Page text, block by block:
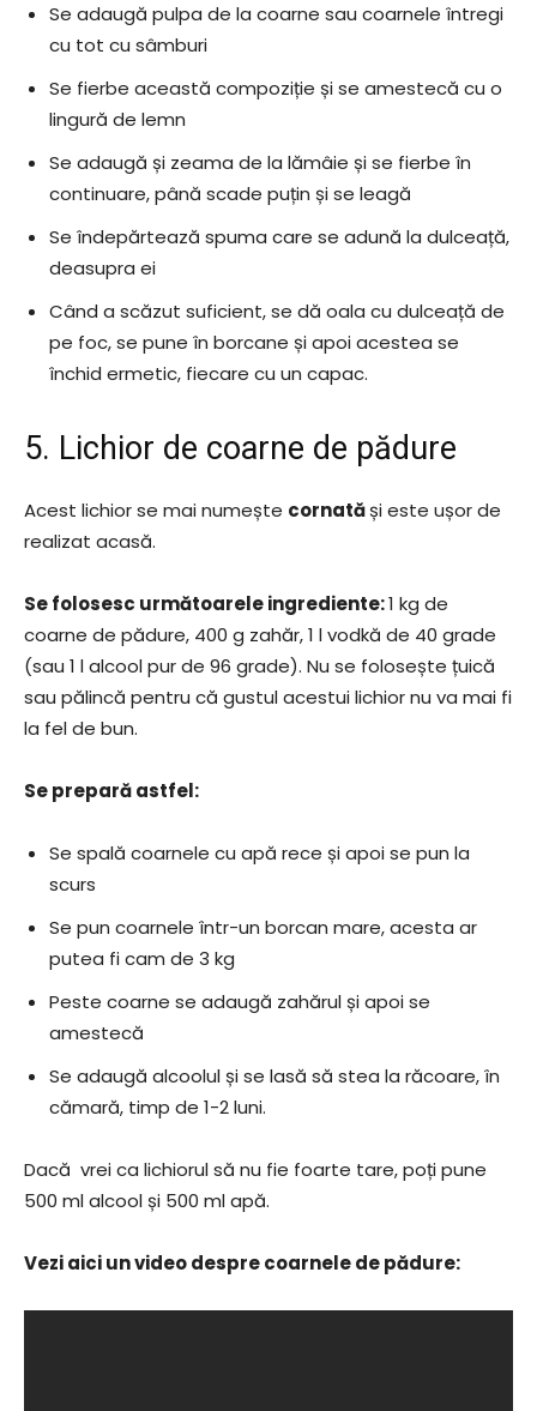
Se adaugă pulpa de la coarne sau coarnele întregi
cu tot cu sâmburi
Se fierbe această compoziție și se amestecă cu o
lingură de lemn
Se adaugă și zeama de la lămâie și se fierbe în
continuare, până scade puțin și se leagă
Se îndepărtează spuma care se adună la dulceață,
deasupra ei
Când a scăzut suficient, se dă oala cu dulceață de
pe foc, se pune în borcane și apoi acestea se
închid ermetic, fiecare cu un capac.
5. Lichior de coarne de pădure
Acest lichior se mai numește cornatăși este ușor de
realizat acasă.
Se folosesc următoarele ingrediente:1 kg de
coarne de pădure, 400 g zahăr, 1 l vodkă de 40 grade
(sau 1 l alcool pur de 96 grade). Nu se folosește țuică
sau pălincă pentru că gustul acestui lichior nu va mai fi
la fel de bun.
Se prepară astfel:
Se spală coarnele cu apă rece și apoi se pun la
scurs
Se pun coarnele într-un borcan mare, acesta ar
putea fi cam de 3 kg
Peste coarne se adaugă zahărul și apoi se
amestecă
Se adaugă alcoolul și se lasă să stea la răcoare, în
cămară, timp de 1-2 luni.
Dacă vrei ca lichiorul să nu fie foarte tare, poți pune
500 ml alcool și 500 ml apă.
Vezi aici un video despre coarnele de pădure: